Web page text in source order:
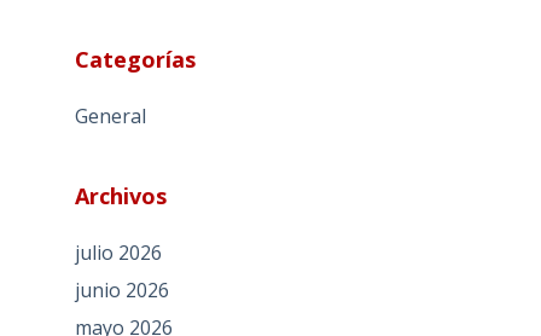
Categorías
General
Archivos
julio 2026
junio 2026
mayo 2026